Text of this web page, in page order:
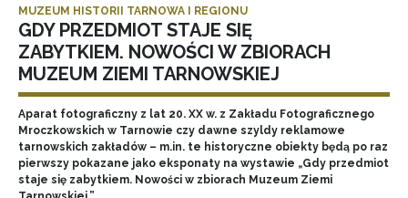
MUZEUM HISTORII TARNOWA I REGIONU
GDY PRZEDMIOT STAJE SIĘ
ZABYTKIEM. NOWOŚCI W ZBIORACH
MUZEUM ZIEMI TARNOWSKIEJ
Aparat fotograficzny z lat 20. XX w. z Zakładu Fotograficznego
Mroczkowskich w Tarnowie czy dawne szyldy reklamowe
tarnowskich zakładów – m.in. te historyczne obiekty będą po raz
pierwszy pokazane jako eksponaty na wystawie „Gdy przedmiot
staje się zabytkiem. Nowości w zbiorach Muzeum Ziemi